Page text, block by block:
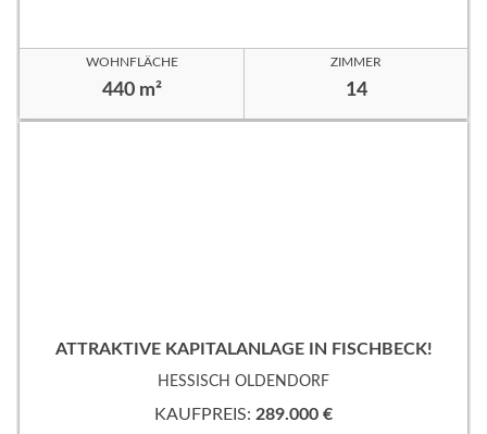
WOHNFLÄCHE
440 m²
ZIMMER
14
ATTRAKTIVE KAPITALANLAGE IN FISCHBECK!
HESSISCH OLDENDORF
KAUFPREIS: 289.000 €